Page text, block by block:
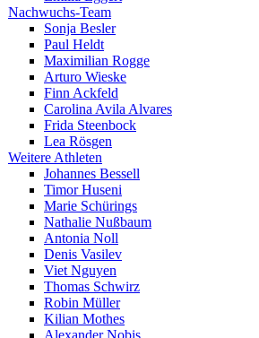
Nachwuchs-Team
Sonja Besler
Paul Heldt
Maximilian Rogge
Arturo Wieske
Finn Ackfeld
Carolina Avila Alvares
Frida Steenbock
Lea Rösgen
Weitere Athleten
Johannes Bessell
Timor Huseni
Marie Schürings
Nathalie Nußbaum
Antonia Noll
Denis Vasilev
Viet Nguyen
Thomas Schwirz
Robin Müller
Kilian Mothes
Alexander Nobis